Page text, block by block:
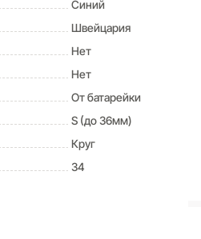
Синий
Швейцария
Нет
Нет
От батарейки
S (до 36мм)
Круг
34